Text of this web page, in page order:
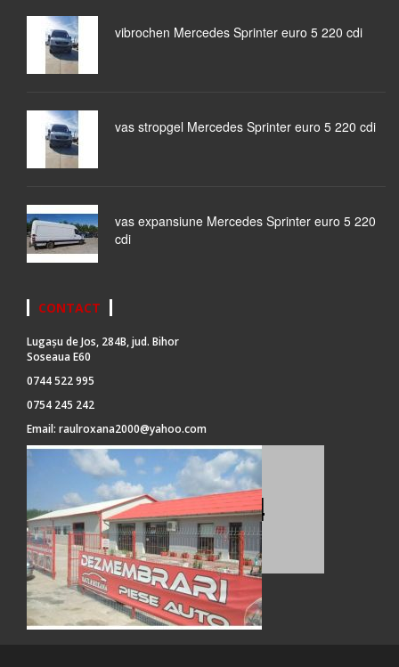
vibrochen Mercedes Sprinter euro 5 220 cdi
vas stropgel Mercedes Sprinter euro 5 220 cdi
vas expansiune Mercedes Sprinter euro 5 220
cdi
CONTACT
Lugașu de Jos, 284B, jud. Bihor
Soseaua E60
0744 522 995
0754 245 242
Email: raulroxana2000@yahoo.com